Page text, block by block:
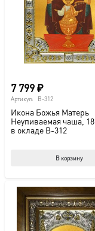
7 799₽
Артикул: B-312
Икона Божья Матерь
Неупиваемая чаша,
в окладе B-312
В корзину